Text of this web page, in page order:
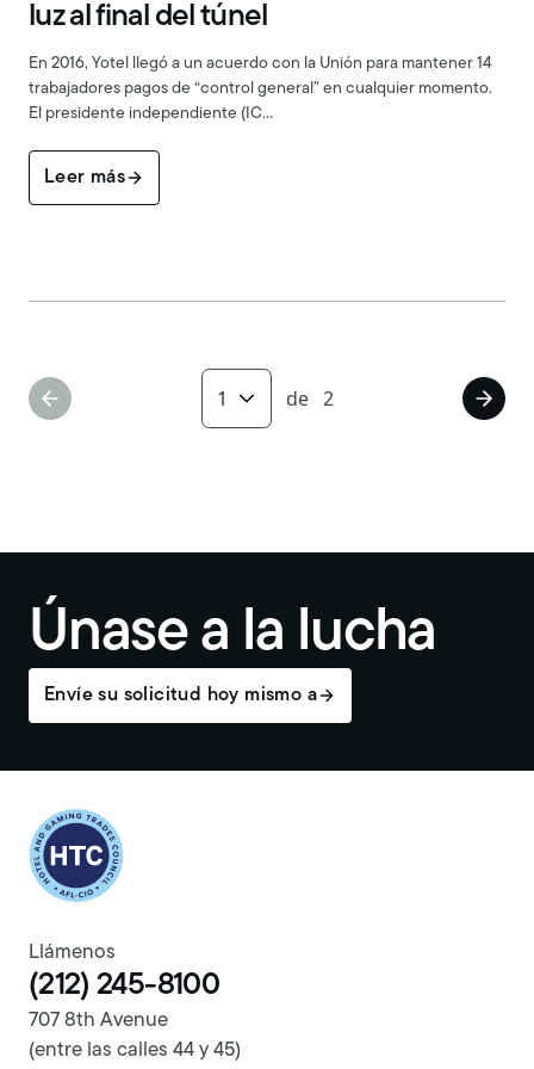
luz al final del túnel
En 2016, Yotel llegó a un acuerdo con la Unión para mantener 14
trabajadores pagos de “control general” en cualquier momento.
El presidente independiente (IC…
Leer más
Página de 2
Únase a la lucha
Envíe su solicitud hoy mismo a
Return to homepage
Llámenos
(212) 245-8100
707 8th Avenue
(entre las calles 44 y 45)